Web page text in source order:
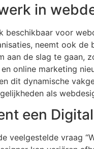
in
beschikbaar voor
neemt ook
aan de slag te gaan,
online marketing
dit dynamische
als
een
veelgestelde vraag